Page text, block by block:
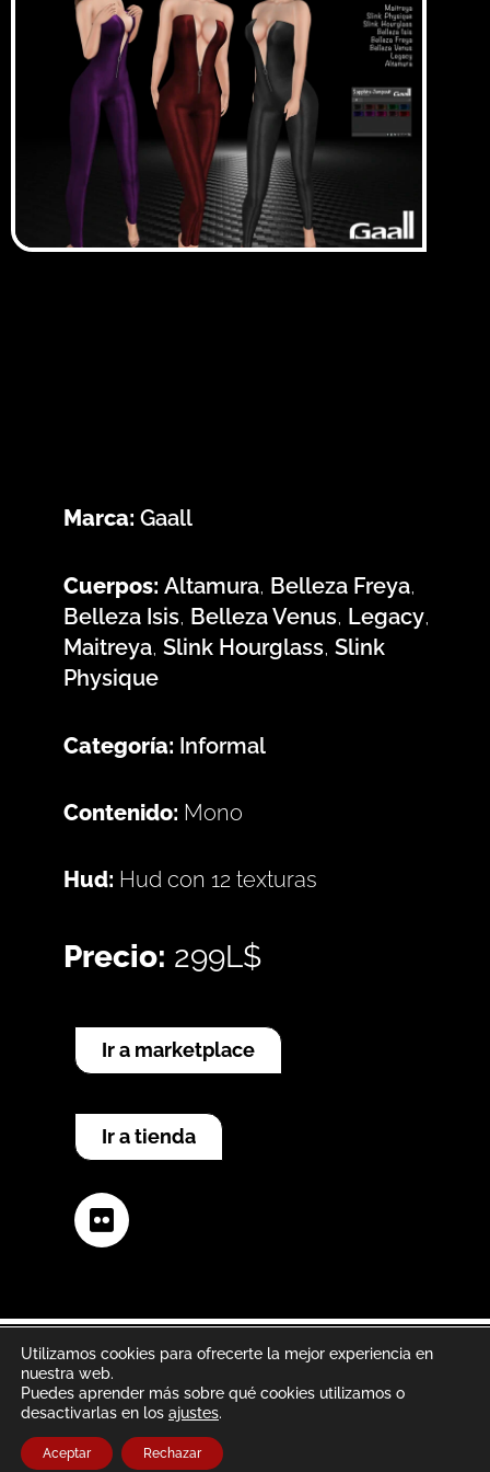
Marca: Gaall
Cuerpos: Altamura, Belleza Freya,
Belleza Isis, Belleza Venus, Legacy,
Maitreya, Slink Hourglass, Slink
Physique
Categoría: Informal
Contenido: Mono
Hud: Hud con 12 texturas
Precio: 299L$
Ir a marketplace
Ir a tienda
Flickr
Aviso legal Política de privacidad
Política de cookies
Utilizamos cookies para ofrecerte la mejor experiencia en
nuestra web.
Puedes aprender más sobre qué cookies utilizamos o
desactivarlas en los ajustes.
Aceptar Rechazar